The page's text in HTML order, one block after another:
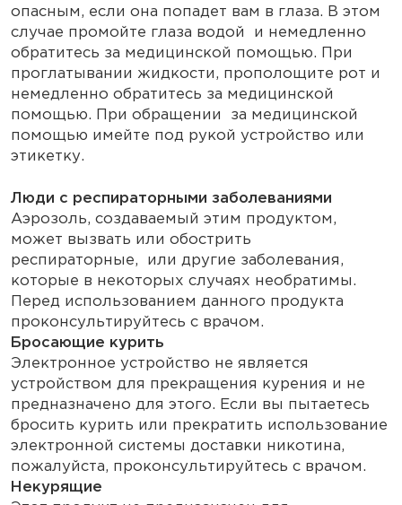
опасным, если она попадет вам в глаза. В этом
случае промойте глаза водой и немедленно
обратитесь за медицинской помощью. При
проглатывании жидкости, прополощите рот и
немедленно обратитесь за медицинской
помощью. При обращении за медицинской
помощью имейте под рукой устройство или
этикетку.
Люди с респираторными заболеваниями
Аэрозоль, создаваемый этим продуктом,
может вызвать или обострить
респираторные, или другие заболевания,
которые в некоторых случаях необратимы.
Перед использованием данного продукта
проконсультируйтесь с врачом.
Бросающие курить
Электронное устройство не является
устройством для прекращения курения и не
предназначено для этого. Если вы пытаетесь
бросить курить или прекратить использование
электронной системы доставки никотина,
пожалуйста, проконсультируйтесь с врачом.
Некурящие